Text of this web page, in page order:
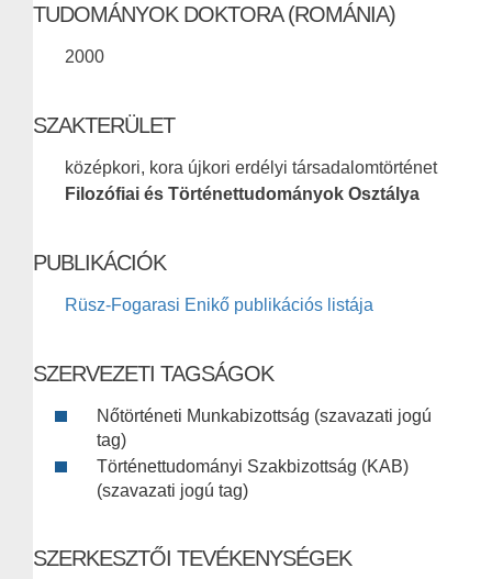
TUDOMÁNYOK DOKTORA (ROMÁNIA)
2000
SZAKTERÜLET
középkori, kora újkori erdélyi társadalomtörténet
Filozófiai és Történettudományok Osztálya
PUBLIKÁCIÓK
Rüsz-Fogarasi Enikő publikációs listája
SZERVEZETI TAGSÁGOK
Nőtörténeti Munkabizottság (szavazati jogú
tag)
Történettudományi Szakbizottság (KAB)
(szavazati jogú tag)
SZERKESZTŐI TEVÉKENYSÉGEK